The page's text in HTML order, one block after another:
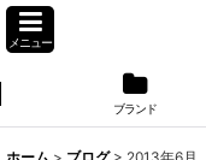
メニュー
ブランド